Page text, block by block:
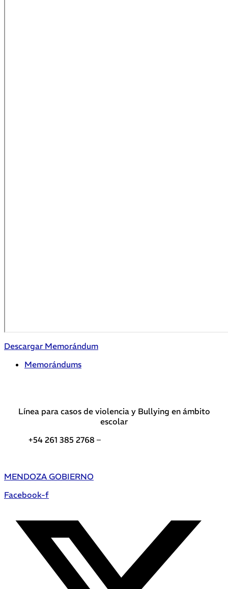
Descargar Memorándum
Memorándums
Línea para casos de violencia y Bullying en ámbito
escolar
+54 261 385 2768 –
MENDOZA GOBIERNO
Facebook-f